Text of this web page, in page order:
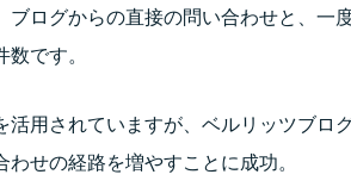
ブログからの直接の問い合わせと、一
です。
用されていますが、ベルリッツブロ
せの経路を増やすことに成功。